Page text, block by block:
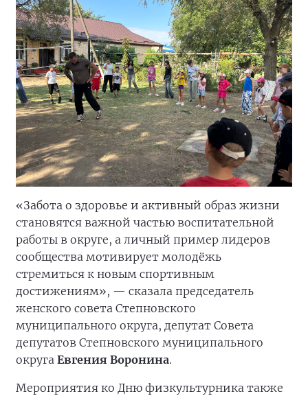
«Забота о здоровье и активный образ жизни
становятся важной частью воспитательной
работы в округе, а личный пример лидеров
сообщества мотивирует молодёжь
стремиться к новым спортивным
достижениям», — сказала председатель
женского совета Степновского
муниципального округа, депутат Совета
депутатов Степновского муниципального
округа Евгения Воронина.
Мероприятия ко Дню физкультурника также